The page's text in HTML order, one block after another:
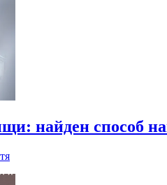
найден способ